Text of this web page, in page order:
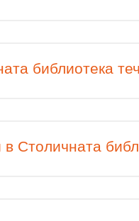
библиотека
Столичната